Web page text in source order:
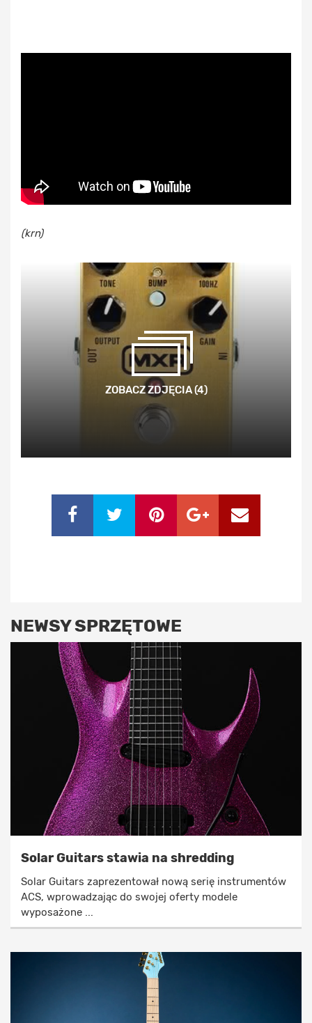
(krn)
ZOBACZ ZDJĘCIA (4)
NEWSY SPRZĘTOWE
Solar Guitars stawia na shredding
Solar Guitars zaprezentował nową serię instrumentów
ACS, wprowadzając do swojej oferty modele
wyposażone ...